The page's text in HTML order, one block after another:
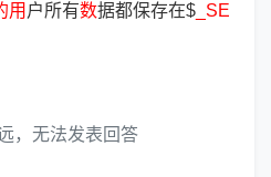
用 户所有数据都保存在$ _SE
，无法发表回答